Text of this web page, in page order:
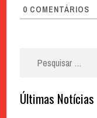
0 COMENTÁRIOS
Últimas Notícias